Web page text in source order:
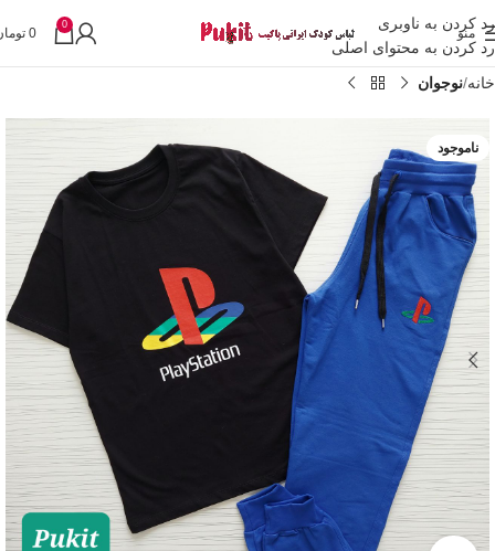
رد کردن به ناوبری
رد کردن به محتوای اصلی
منو
0
0
خانه نوجوان
ناموجود